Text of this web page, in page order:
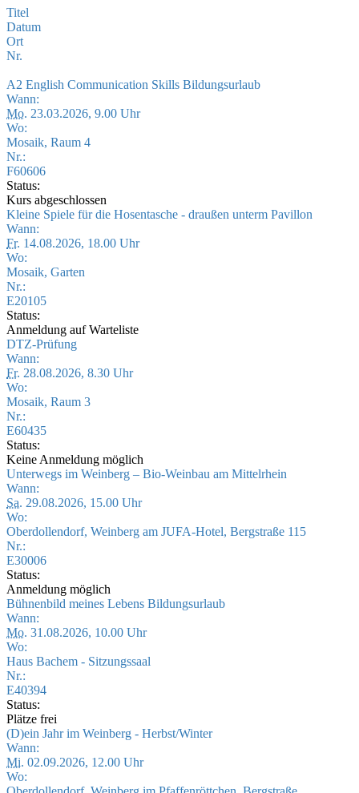
Titel
Datum
Ort
Nr.
A2 English Communication Skills Bildungsurlaub
Wann:
Mo. 23.03.2026, 9.00 Uhr
Wo:
Mosaik, Raum 4
Nr.:
F60606
Status:
Kurs abgeschlossen
Kleine Spiele für die Hosentasche - draußen unterm Pavillon
Wann:
Fr. 14.08.2026, 18.00 Uhr
Wo:
Mosaik, Garten
Nr.:
E20105
Status:
Anmeldung auf Warteliste
DTZ-Prüfung
Wann:
Fr. 28.08.2026, 8.30 Uhr
Wo:
Mosaik, Raum 3
Nr.:
E60435
Status:
Keine Anmeldung möglich
Unterwegs im Weinberg – Bio-Weinbau am Mittelrhein
Wann:
Sa. 29.08.2026, 15.00 Uhr
Wo:
Oberdollendorf, Weinberg am JUFA-Hotel, Bergstraße 115
Nr.:
E30006
Status:
Anmeldung möglich
Bühnenbild meines Lebens Bildungsurlaub
Wann:
Mo. 31.08.2026, 10.00 Uhr
Wo:
Haus Bachem - Sitzungssaal
Nr.:
E40394
Status:
Plätze frei
(D)ein Jahr im Weinberg - Herbst/Winter
Wann:
Mi. 02.09.2026, 12.00 Uhr
Wo: